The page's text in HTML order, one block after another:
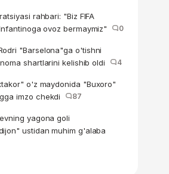
rahbari: "Biz FIFA
ovoz bermaymiz"
0
"Barselona"ga o'tishni
shartlarini kelishib oldi
4
o'z maydonida "Buxoro"
imzo chekdi
87
yagona goli
ustidan muhim g'alaba